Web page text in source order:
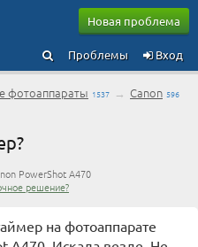
Новая проблема
Вход
Проблемы
фотоаппараты 1537 → Canon 596
PowerShot A470
решение?
на фотоаппарате